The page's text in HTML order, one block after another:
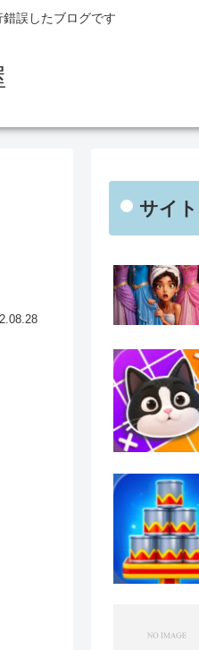
誤したブログです
サイ